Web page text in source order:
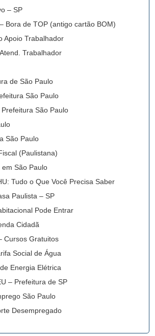
– SP
Bora de TOP (antigo cartão BOM)
Apoio Trabalhador
Trabalhador
de São Paulo
São Paulo
São Paulo
São Paulo
(Paulistana)
São Paulo
Tudo o Que Você Precisa Saber
Paulista – SP
Pode Entrar
Cidadã
Cursos Gratuitos
Social de Água
Energia Elétrica
– Prefeitura de SP
São Paulo
Desempregado